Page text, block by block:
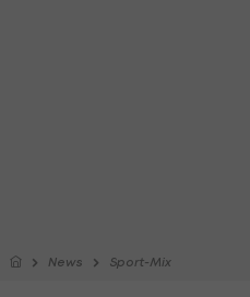
News Sport-Mix